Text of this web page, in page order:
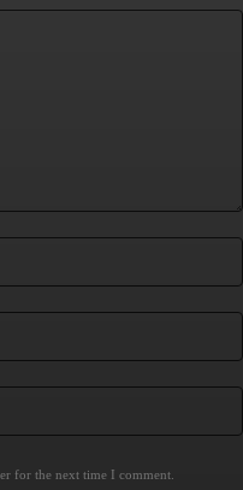
for the next time I comment.